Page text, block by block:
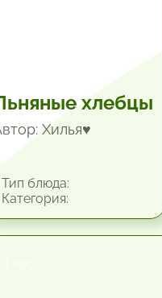
хлебцы
Хилья♥
блюда: